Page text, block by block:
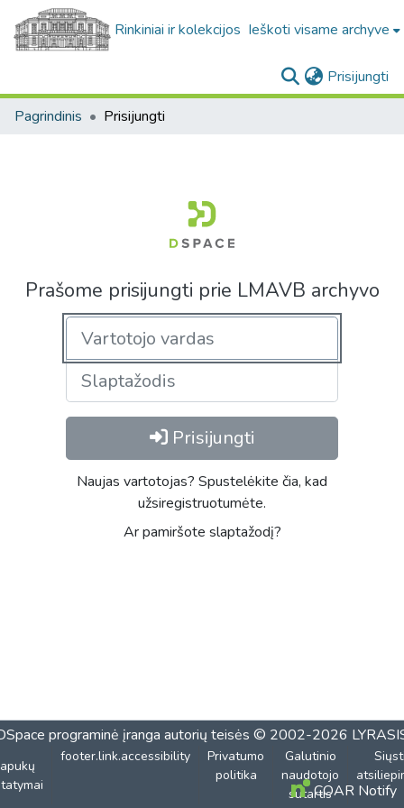
Rinkiniai ir kolekcijos Ieškoti visame archyve
Prisijungti
Pagrindinis Prisijungti
Prašome prisijungti prie LMAVB archyvo
Prisijungti
Naujas vartotojas? Spustelėkite čia, kad
užsiregistruotumėte.
Ar pamiršote slaptažodį?
programinė įranga autorių teisės © 2002-2026
footer.link.accessibility
Privatumo
politika
Galutinio
naudotojo
sutartisCOAR Notify